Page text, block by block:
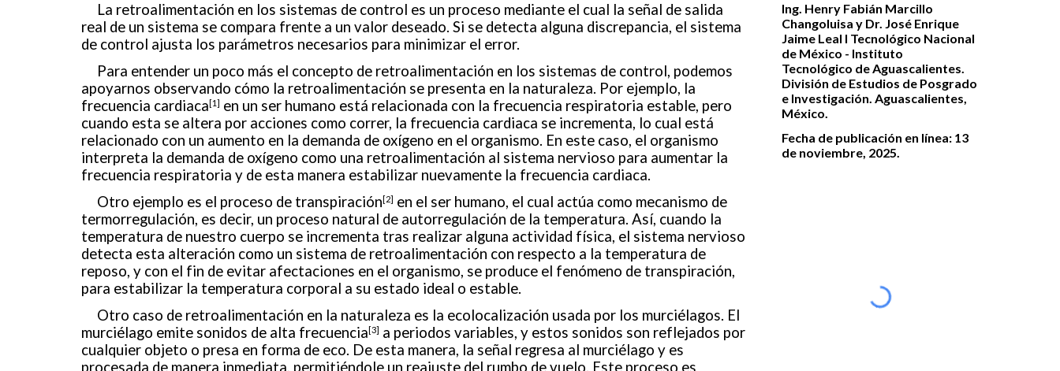
La retroalimentación en los sistemas de control es un proceso mediante el cual la señal de salida
real de un sistema se compara frente a un valor deseado. Si se detecta alguna discrepancia, el sistema
de control ajusta los parámetros necesarios para minimizar el error.
Para entender un poco más el concepto de retroalimentación en los sistemas de control, podemos
apoyarnos observando cómo la retroalimentación se presenta en la naturaleza. Por ejemplo, la
frecuencia cardiaca [1] en un ser humano está relacionada con la frecuencia respiratoria estable, pero
cuando esta se altera por acciones como correr, la frecuencia cardiaca se incrementa, lo cual está
relacionado con un aumento en la demanda de oxígeno en el organismo. En este caso, el organismo
interpreta la demanda de oxígeno como una retroalimentación al sistema nervioso para aumentar la
frecuencia respiratoria y de esta manera estabilizar nuevamente la frecuencia cardiaca.
Otro ejemplo es el proceso de transpiración [2] en el ser humano, el cual actúa como mecanismo de
termorregulación, es decir, un proceso natural de autorregulación de la temperatura. Así, cuando la
temperatura de nuestro cuerpo se incrementa tras realizar alguna actividad física, el sistema nervioso
detecta esta alteración como un sistema de retroalimentación con respecto a la temperatura de
reposo, y con el fin de evitar afectaciones en el organismo, se produce el fenómeno de transpiración,
para estabilizar la temperatura corporal a su estado ideal o estable.
Otro caso de retroalimentación en la naturaleza es la ecolocalización usada por los murciélagos. El
murciélago emite sonidos de alta frecuencia [3] a periodos variables, y estos sonidos son reflejados por
cualquier objeto o presa en forma de eco. De esta manera, la señal regresa al murciélago y es
procesada de manera inmediata, permitiéndole un reajuste del rumbo de vuelo. Este proceso es
Ing. Henry Fabián Marcillo
Changoluisa y Dr. José Enrique
Jaime Leal I Tecnológico Nacional
de México - Instituto
Tecnológico de Aguascalientes.
División de Estudios de Posgrado
e Investigación. Aguascalientes,
México.
Fecha de publicación en línea: 13
de noviembre, 2025.